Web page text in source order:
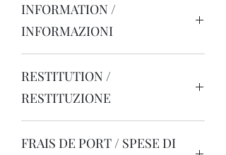
INFORMATION /
INFORMAZIONI
RESTITUTION /
RESTITUZIONE
pour un remplacement ou un
FRAIS DE PORT / SPESE DI